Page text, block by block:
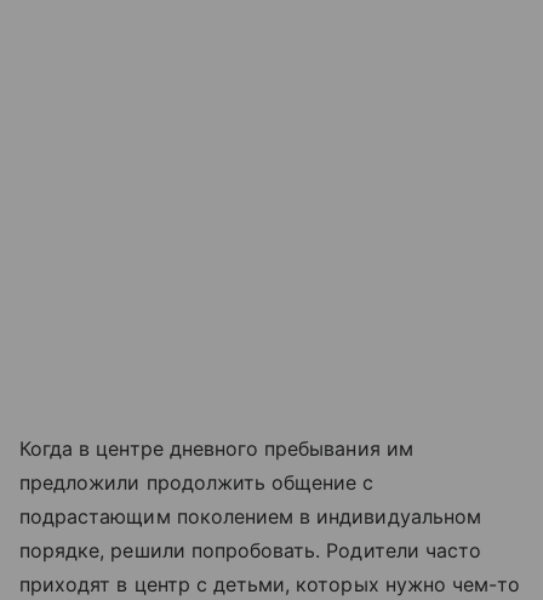
Когда в центре дневного пребывания им
предложили продолжить общение с
подрастающим поколением в индивидуальном
порядке, решили попробовать. Родители часто
приходят в центр с детьми, которых нужно чем-то